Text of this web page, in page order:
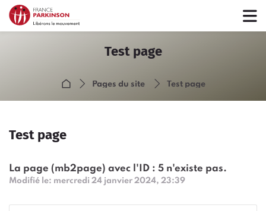
Passer à la navigation
Passer au formulaire de connexion
Passer au contenu principal
Passer aux options d'accessibilité
Passer au pied de page
Ignorer les options d'accessibilité
Test page
Accueil
Pages du site Test page
Test page
La page (mb2page) avec l'ID : 5 n'existe pas.
Modifié le: mercredi 24 janvier 2024, 23:39